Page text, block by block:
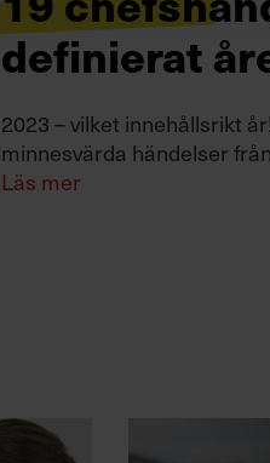
definierat
2023 – vilket innehållsrikt
minnesvärda händelser
Läs mer